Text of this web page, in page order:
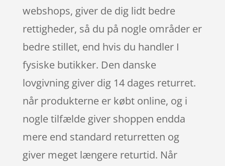
webshops, giver de dig lidt bedre
rettigheder, så du på nogle områder er
bedre stillet, end hvis du handler I
fysiske butikker. Den danske
lovgivning giver dig 14 dages returret.
når produkterne er købt online, og i
nogle tilfælde giver shoppen endda
mere end standard returretten og
giver meget længere returtid. Når